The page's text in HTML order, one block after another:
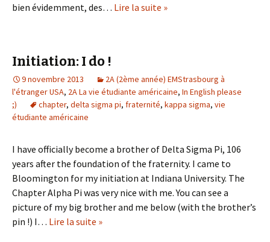
bien évidemment, des… Lire la suite »
Initiation: I do !
9 novembre 2013
2A (2ème année) EMStrasbourg à
l'étranger USA, 2A La vie étudiante américaine, In English please
;)
chapter, delta sigma pi, fraternité, kappa sigma, vie
étudiante américaine
I have officially become a brother of Delta Sigma Pi, 106
years after the foundation of the fraternity. I came to
Bloomington for my initiation at Indiana University. The
Chapter Alpha Pi was very nice with me. You can see a
picture of my big brother and me below (with the brother’s
pin !) I… Lire la suite »